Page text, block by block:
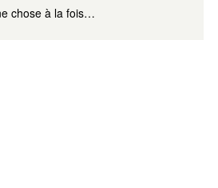
chose à la fois…